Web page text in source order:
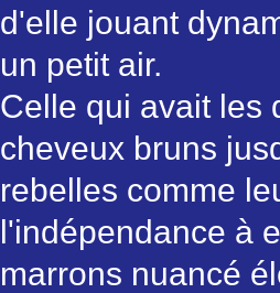
d'elle jouant
un petit air.
Celle qui avait les
cheveux bruns
rebelles comme
l'indépendance à
marrons nuancé